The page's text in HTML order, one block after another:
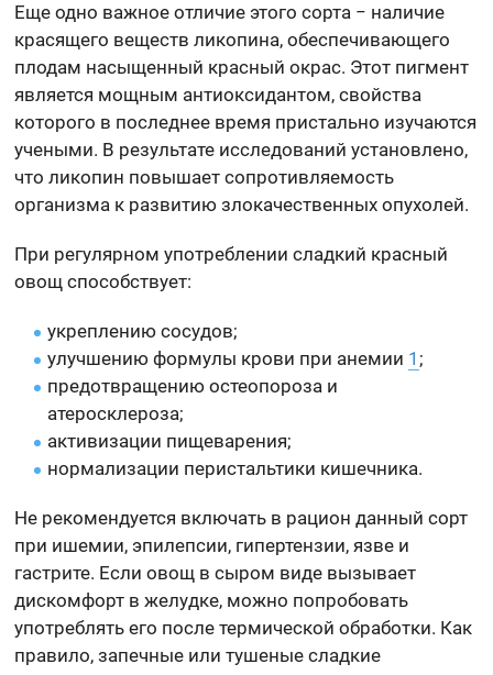
Еще одно важное отличие этого сорта − наличие
красящего веществ ликопина, обеспечивающего
плодам насыщенный красный окрас. Этот пигмент
является мощным антиоксидантом, свойства
которого в последнее время пристально изучаются
учеными. В результате исследований установлено,
что ликопин повышает сопротивляемость
организма к развитию злокачественных опухолей.
При регулярном употреблении сладкий красный
овощ способствует:
укреплению сосудов;
улучшению формулы крови при анемии 1 ;
предотвращению остеопороза и
атеросклероза;
активизации пищеварения;
нормализации перистальтики кишечника.
Не рекомендуется включать в рацион данный сорт
при ишемии, эпилепсии, гипертензии, язве и
гастрите. Если овощ в сыром виде вызывает
дискомфорт в желудке, можно попробовать
употреблять его после термической обработки. Как
правило, запечные или тушеные сладкие